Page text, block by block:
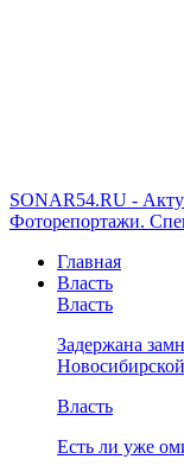
SONAR54.RU -
Фоторепортажи.
Главная
Власть
Власть
Задержана
Власть
Есть ли уже